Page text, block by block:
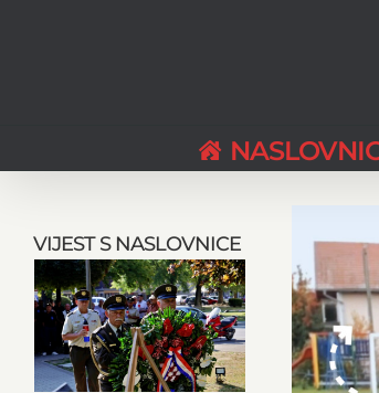
Larger
Image
VIJEST S NASLOVNICE